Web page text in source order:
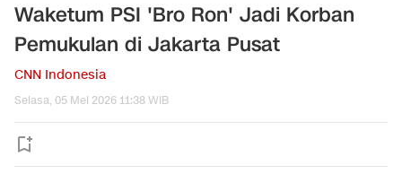
Waketum PSI 'Bro Ron' Jadi Korban
Pemukulan di Jakarta Pusat
CNN Indonesia
Selasa, 05 Mei 2026 11:38 WIB